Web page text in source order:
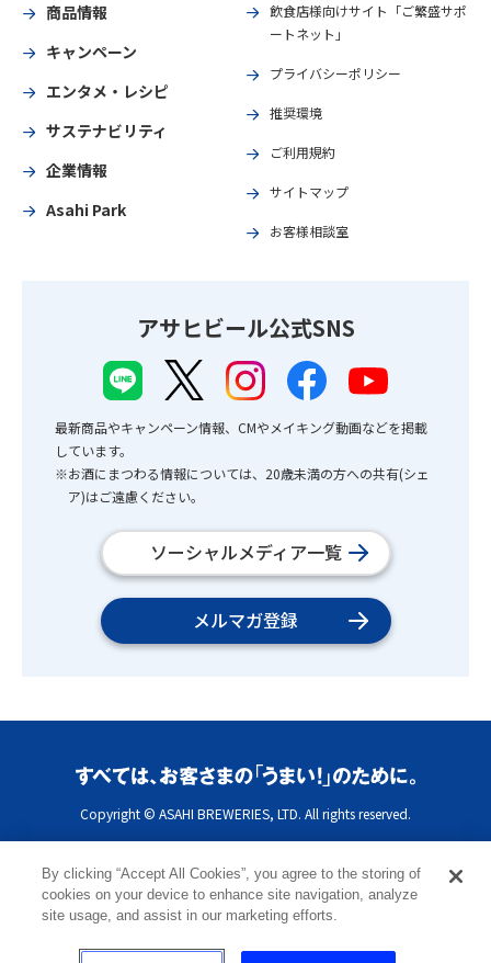
商品情報
キャンペーン
エンタメ・レシピ
サステナビリティ
企業情報
Asahi Park
飲食店様向けサイト「ご繁盛サポ
ートネット」
プライバシーポリシー
推奨環境
ご利用規約
サイトマップ
お客様相談室
アサヒビール公式SNS
最新商品やキャンペーン情報、CMやメイキング動画などを掲載
しています。
※お酒にまつわる情報については、20歳未満の方への共有(シェ
ア)はご遠慮ください。
ソーシャルメディア一覧
メルマガ登録
Copyright © ASAHI BREWERIES, LTD. All rights reserved.
By clicking “Accept All Cookies”, you agree to the storing of
cookies on your device to enhance site navigation, analyze
site usage, and assist in our marketing efforts.